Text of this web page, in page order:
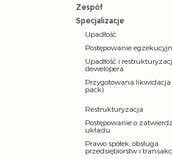
Zespół
Specjalizacje
Upadłość
Postępowanie
Upadłość i
dewelopera
Przygotowana likwidacja
pack)
Restrukturyzacja
Postępowanie o
układu
Prawo spółek, obsługa
przedsiębiorstw i